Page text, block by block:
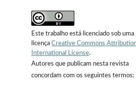
Este trabalho está licenciado sob uma
licença Creative Commons
International License.
Autores que publicam nesta revista
concordam com os seguintes termos: